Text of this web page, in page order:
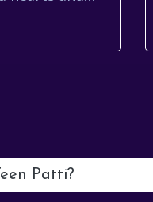
beyond. Its
Patti?